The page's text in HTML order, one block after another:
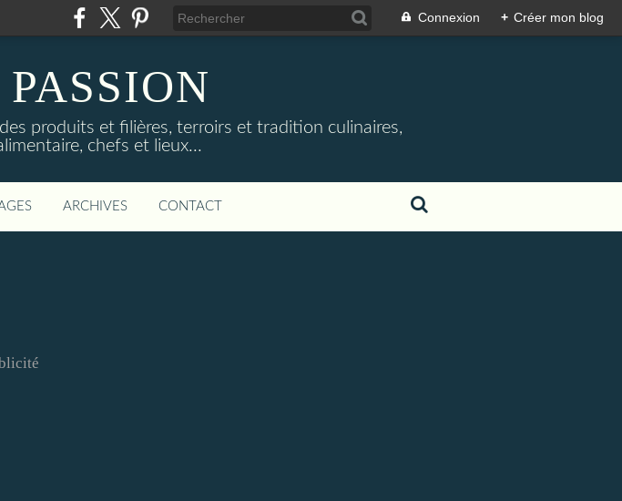
Connexion + Créer mon blog
produits et filières, terroirs et tradition culinaires,
chefs et lieux...
ARCHIVES CONTACT